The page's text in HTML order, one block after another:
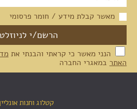
מאשר קבלת מידע / חומר פרסומי
הנני מאשר כי קראתי והבנתי את
האתר במאגרי החברה
קטלוג וחנות